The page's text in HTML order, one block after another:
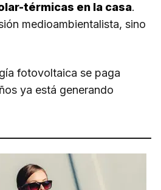
térmicas en la casa.
medioambientalista, sino
fotovoltaica se paga
ya está generando